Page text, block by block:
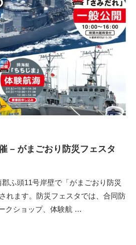
– がまごおり防災フェスタ
ふ頭11号岸壁で「がまごおり防災
れます。防災フェスタでは、合同防
クショップ、体験航 …